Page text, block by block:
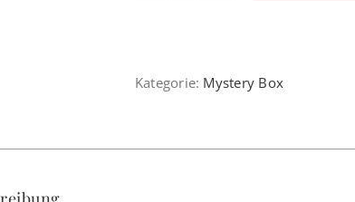
Menge
Kategorie: Mystery Box